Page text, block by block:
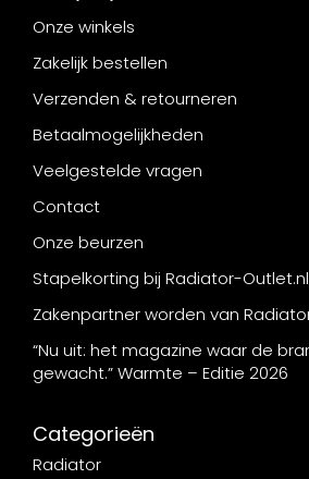
Onze winkels
Zakelijk bestellen
Verzenden & retourneren
Betaalmogelijkheden
Veelgestelde vragen
Contact
Onze beurzen
Stapelkorting bij Radiator-Outlet.nl
Zakenpartner worden van
“Nu uit: het magazine waar de
gewacht.” Warmte – Editie 2026
Categorieën
Radiator